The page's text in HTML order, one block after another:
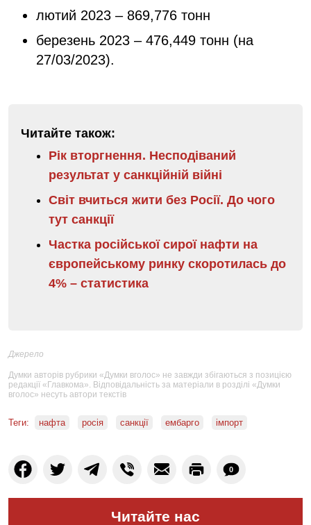
лютий 2023 – 869,776 тонн
березень 2023 – 476,449 тонн (на
27/03/2023).
Читайте також:
Рік вторгнення. Несподіваний
результат у санкційній війні
Світ вчиться жити без Росії. До чого
тут санкції
Частка російської сирої нафти на
європейському ринку скоротилась до
4% – статистика
Джерело
Думки авторів рубрики «Думки вголос» не завжди збігаються з позицією
редакції «Главкома». Відповідальність за матеріали в розділі «Думки
вголос» несуть автори текстів
Теги: нафта росія санкції ембарго імпорт
0
Читайте нас